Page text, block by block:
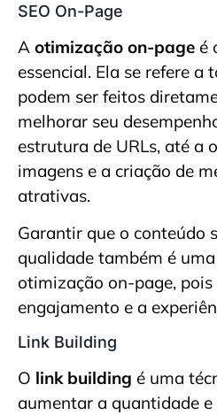
SEO On-Page
A otimização on-page é
essencial. Ela se refere a
podem ser feitos
melhorar seu
estrutura de URLs, até a
imagens e a criação de
atrativas.
Garantir que o conteúdo
qualidade também é
otimização on-page,
engajamento e a
Link Building
O link building é uma
aumentar a quantidade